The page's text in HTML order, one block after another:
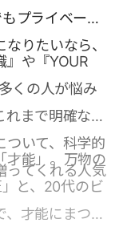
プライベート
りたいなら、
』や『YOUR
くの人が悩み
まで明確な解
ついて、科学的
ってくれる人気
才能」。万物の
と、20代のビ
才能にまつわ